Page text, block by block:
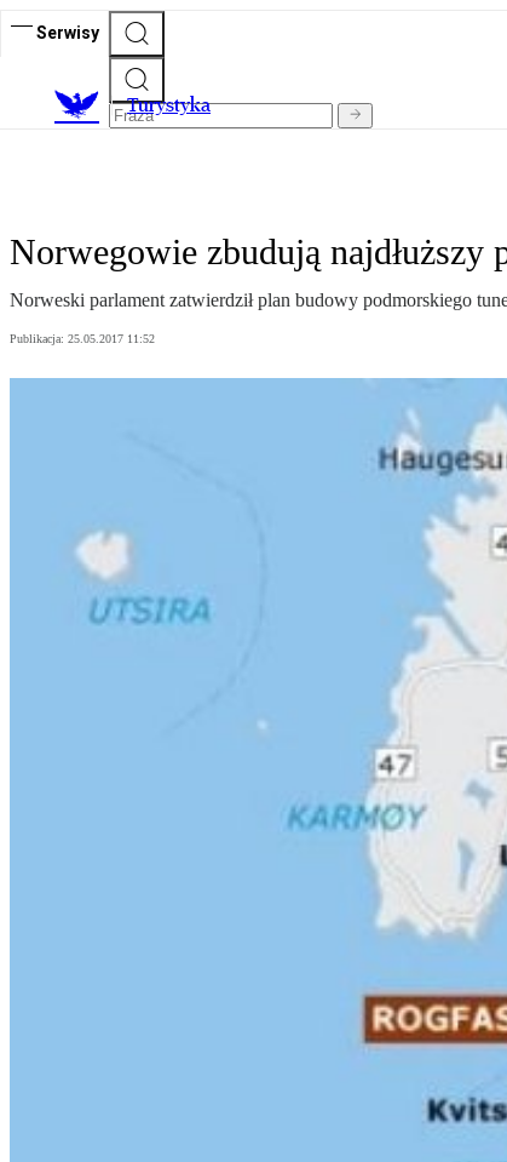
Serwisy
Turystyka
Norwegowie zbudują najdłuższy
Norweski parlament zatwierdził plan budowy podmorskiego
Publikacja: 25.05.2017 11:52